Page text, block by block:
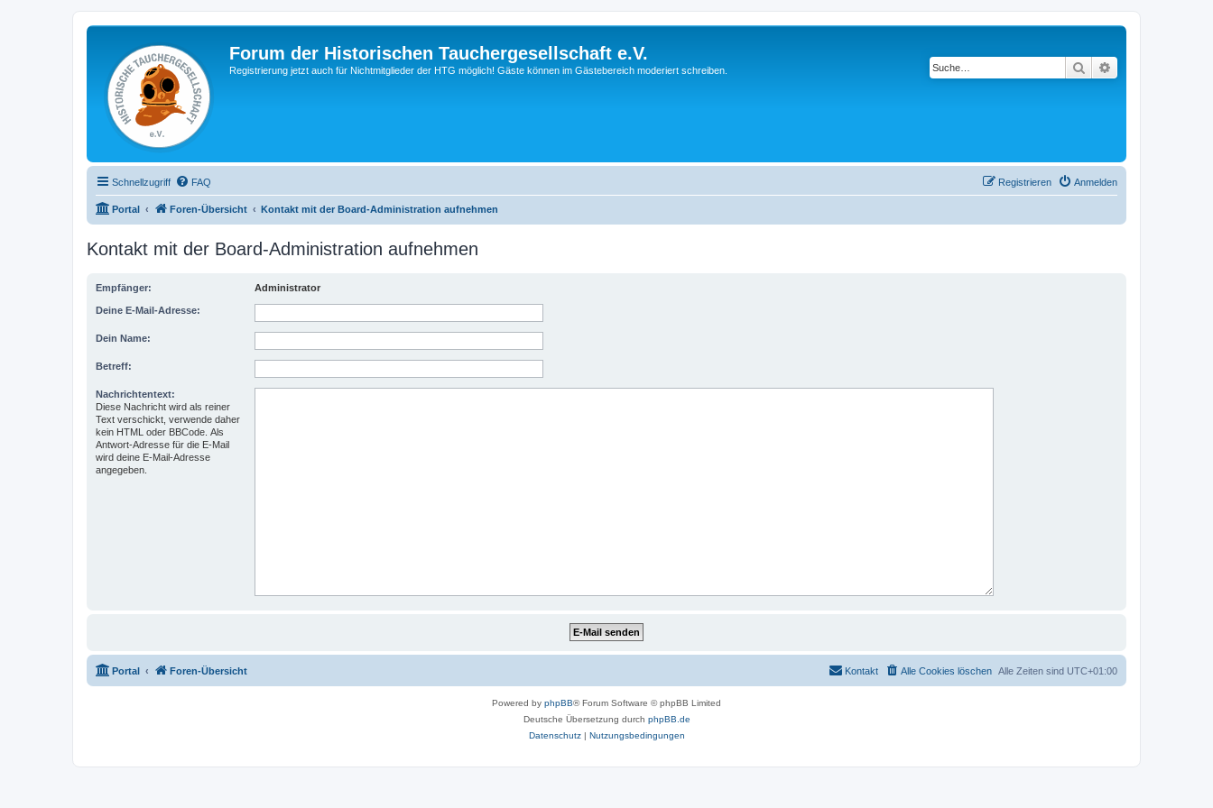
Forum der Historischen Tauchergesellschaft e.V.
Registrierung jetzt auch für Nichtmitglieder der HTG möglich! Gäste können im Gästebereich moderiert schreiben. Suche
Schnellzugriff FAQ Anmelden
Registrieren
Portal Foren-Übersicht Kontakt mit der Board-Administration aufnehmen
Kontakt mit der Board-Administration aufnehmen
Empfänger: Administrator
Deine E-Mail-Adresse:
Dein Name:
Betreff:
Nachrichtentext:
Diese Nachricht wird als reiner
Text verschickt, verwende daher
kein HTML oder BBCode. Als
Antwort-Adresse für die E-Mail
wird deine E-Mail-Adresse
angegeben.
Portal Foren-Übersicht Alle Zeiten sind UTC+01:00
Alle Cookies löschen
Kontakt
Powered by phpBB® Forum Software © phpBB Limited
Deutsche Übersetzung durch phpBB.de
Datenschutz| Nutzungsbedingungen